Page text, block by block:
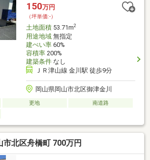
150万円
（坪単価:-）
土地面積53.71m2
用途地域無指定
建ぺい率60%
容積率200%
建築条件なし
ＪＲ津山線 金川駅 徒歩9分
岡山県岡山市北区御津金川
更地
南道路
市北区舟橋町 700万円